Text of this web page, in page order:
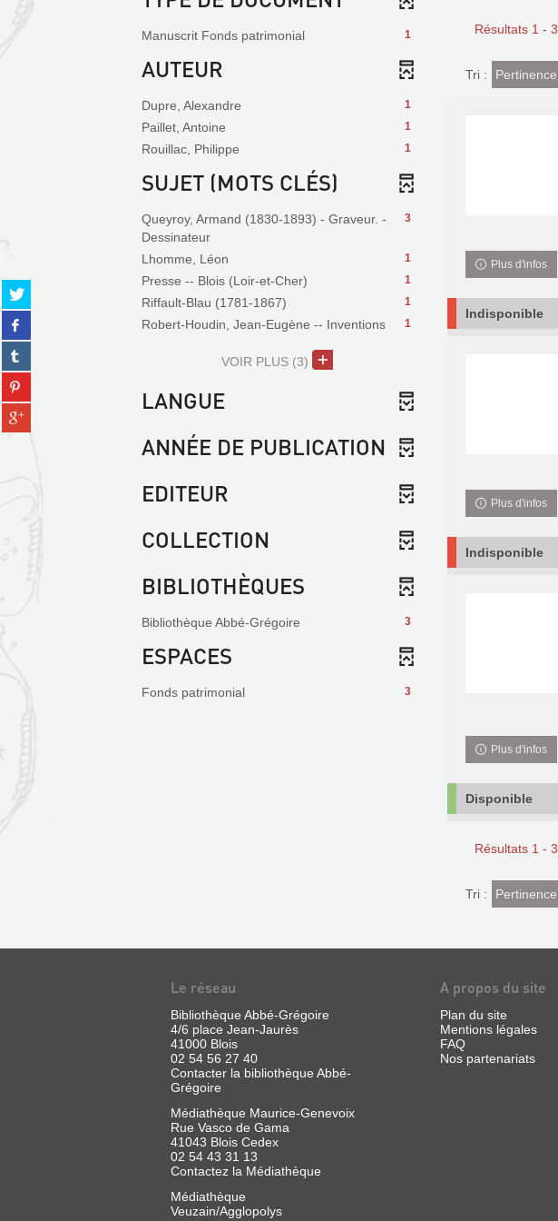
Partager
sur
twitter
(Nouvelle
fenêtre)
Partager
sur
facebook
(Nouvelle
fenêtre)
Partager
sur
tumblr
(Nouvelle
fenêtre)
Partager
sur
pinterest
(Nouvelle
Partager
sur
Résultats 1 - 3
Tri :(Effet
imédiat)
Pertinence
Plus d'infos
Indisponible
Plus d'infos
Indisponible
Plus d'infos
Disponible
Résultats 1 - 3
Tri :(Effet
imédiat)
Pertinence
1
Manuscrit Fonds patrimonial
AUTEUR
1
Dupre, Alexandre
1
Paillet, Antoine
1
Rouillac, Philippe
SUJET (MOTS CLÉS)
3
Queyroy, Armand (1830-1893) - Graveur. -
Dessinateur
1
Lhomme, Léon
1
Presse -- Blois (Loir-et-Cher)
1
Riffault-Blau (1781-1867)
1
Robert-Houdin, Jean-Eugène -- Inventions
VOIR PLUS (3)
LANGUE
ANNÉE DE PUBLICATION
EDITEUR
COLLECTION
BIBLIOTHÈQUES
3
Bibliothèque Abbé-Grégoire
ESPACES
3
Fonds patrimonial
Le réseau
Bibliothèque Abbé-Grégoire
4/6 place Jean-Jaurès
41000 Blois
02 54 56 27 40
Contacter la bibliothèque Abbé-
Grégoire
Médiathèque Maurice-Genevoix
Rue Vasco de Gama
41043 Blois Cedex
02 54 43 31 13
Contactez la Médiathèque
Médiathèque
Veuzain/Agglopolys
A propos du site
Plan du site
Mentions légales
FAQ
Nos partenariats